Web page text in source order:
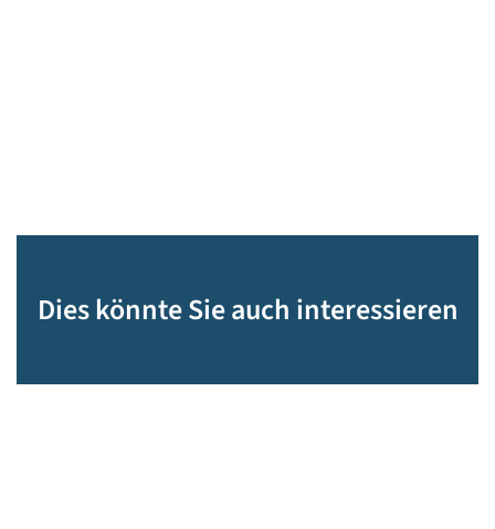
Dies könnte Sie auch interessieren